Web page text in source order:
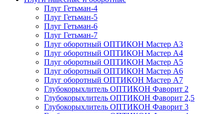
Плуг Гетьман-4
Плуг Гетьман-5
Плуг Гетьман-6
Плуг Гетьман-7
Плуг оборотный ОПТИКОН Мастер А3
Плуг оборотный ОПТИКОН Мастер А4
Плуг оборотный ОПТИКОН Мастер А5
Плуг оборотный ОПТИКОН Мастер А6
Плуг оборотный ОПТИКОН Мастер А7
Глубокорыхлитель ОПТИКОН Фаворит 2
Глубокорыхлитель ОПТИКОН Фаворит 2,5
Глубокорыхлитель ОПТИКОН Фаворит 3